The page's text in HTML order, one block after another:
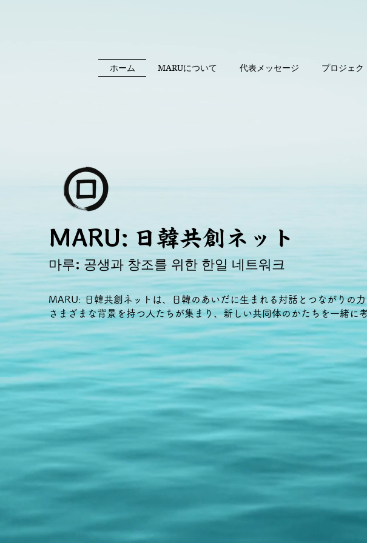
ホーム MARUについて 代表メッセージ プロジェク
MARU: 日韓共創ネット
​마루: 공생과 창조를 위한 한일 네트워크
MARU: 日韓共創ネットは、日韓のあいだに生まれる対話とつながりの
さまざまな背景を持つ人たちが集まり、新しい共同体のかたちを一緒に